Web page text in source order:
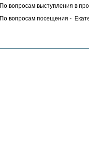
По вопросам выступления в
По вопросам посещения -